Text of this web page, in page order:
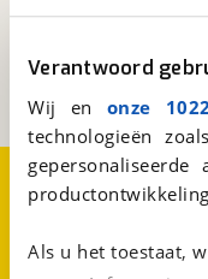
Verantwoord
Wij en onze
technologieën
Als u het toestaat,
Een initiatief
Over viaBOVAG.nl
Cookievoorkeuren